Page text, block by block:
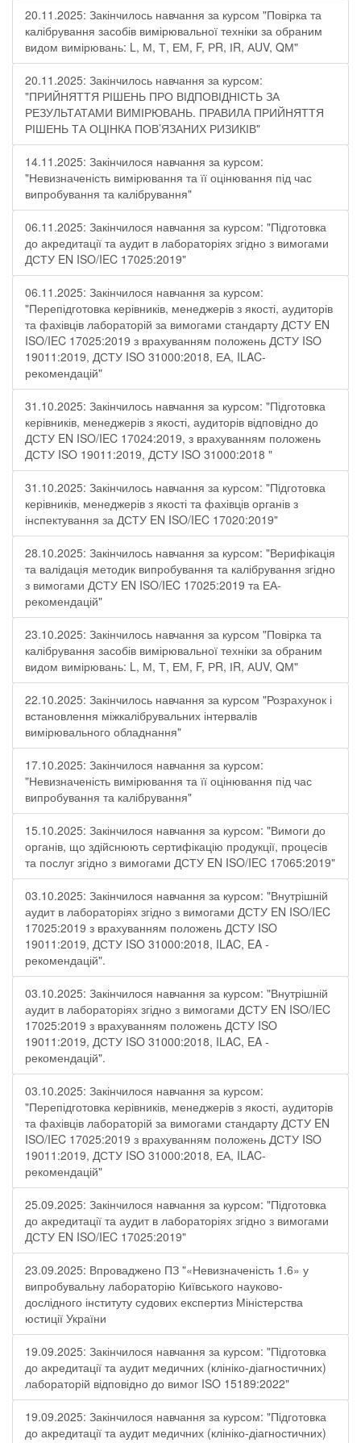
20.11.2025: Закінчилось навчання за курсом "Повірка та
калібрування засобів вимірювальної техніки за обраним
видом вимірювань: L, М, Т, ЕМ, F, РR, ІR, АUV, QМ"
20.11.2025: Закінчилось навчання за курсом:
"ПРИЙНЯТТЯ РІШЕНЬ ПРО ВІДПОВІДНІСТЬ ЗА
РЕЗУЛЬТАТАМИ ВИМІРЮВАНЬ. ПРАВИЛА ПРИЙНЯТТЯ
РІШЕНЬ ТА ОЦІНКА ПОВ’ЯЗАНИХ РИЗИКІВ"
14.11.2025: Закінчилося навчання за курсом:
"Невизначеність вимірювання та її оцінювання під час
випробування та калібрування"
06.11.2025: Закінчилося навчання за курсом: "Підготовка
до акредитації та аудит в лабораторіях згідно з вимогами
ДСТУ EN ISO/IEC 17025:2019"
06.11.2025: Закінчилося навчання за курсом:
"Перепідготовка керівників, менеджерів з якості, аудиторів
та фахівців лабораторій за вимогами стандарту ДСТУ EN
ISO/IEC 17025:2019 з врахуванням положень ДСТУ ISO
19011:2019, ДСТУ ISO 31000:2018, ЕА, ILAC-
рекомендацій"
31.10.2025: Закінчилось навчання за курсом: "Підготовка
керівників, менеджерів з якості, аудиторів відповідно до
ДСТУ EN ISO/IEC 17024:2019, з врахуванням положень
ДСТУ ISO 19011:2019, ДСТУ ISO 31000:2018 "
31.10.2025: Закінчилось навчання за курсом: "Підготовка
керівників, менеджерів з якості та фахівців органів з
інспектування за ДСТУ EN ISO/IEC 17020:2019"
28.10.2025: Закінчилось навчання за курсом: "Верифікація
та валідація методик випробування та калібрування згідно
з вимогами ДСТУ EN ISO/IEC 17025:2019 та ЕА-
рекомендацій"
23.10.2025: Закінчилось навчання за курсом "Повірка та
калібрування засобів вимірювальної техніки за обраним
видом вимірювань: L, М, Т, ЕМ, F, РR, ІR, АUV, QМ"
22.10.2025: Закінчилось навчання за курсом "Розрахунок і
встановлення міжкалібрувальних інтервалів
вимірювального обладнання"
17.10.2025: Закінчилося навчання за курсом:
"Невизначеність вимірювання та її оцінювання під час
випробування та калібрування"
15.10.2025: Закінчилося навчання за курсом: "Вимоги до
органів, що здійснюють сертифікацію продукції, процесів
та послуг згідно з вимогами ДСТУ EN ISO/IEC 17065:2019"
03.10.2025: Закінчилося навчання за курсом: "Внутрішній
аудит в лабораторіях згідно з вимогами ДСТУ EN ISO/IEC
17025:2019 з врахуванням положень ДСТУ ISO
19011:2019, ДСТУ ISO 31000:2018, ILAC, EA -
рекомендацій".
03.10.2025: Закінчилося навчання за курсом: "Внутрішній
аудит в лабораторіях згідно з вимогами ДСТУ EN ISO/IEC
17025:2019 з врахуванням положень ДСТУ ISO
19011:2019, ДСТУ ISO 31000:2018, ILAC, EA -
рекомендацій".
03.10.2025: Закінчилося навчання за курсом:
"Перепідготовка керівників, менеджерів з якості, аудиторів
та фахівців лабораторій за вимогами стандарту ДСТУ EN
ISO/IEC 17025:2019 з врахуванням положень ДСТУ ISO
19011:2019, ДСТУ ISO 31000:2018, ЕА, ILAC-
рекомендацій"
25.09.2025: Закінчилося навчання за курсом: "Підготовка
до акредитації та аудит в лабораторіях згідно з вимогами
ДСТУ EN ISO/IEC 17025:2019"
23.09.2025: Впроваджено ПЗ "«Невизначеність 1.6» у
випробувальну лабораторію Київського науково-
дослідного інституту судових експертиз Міністерства
юстиції України
19.09.2025: Закінчилося навчання за курсом: "Підготовка
до акредитації та аудит медичних (клініко-діагностичних)
лабораторій відповідно до вимог ISO 15189:2022"
19.09.2025: Закінчилося навчання за курсом: "Підготовка
до акредитації та аудит медичних (клініко-діагностичних)